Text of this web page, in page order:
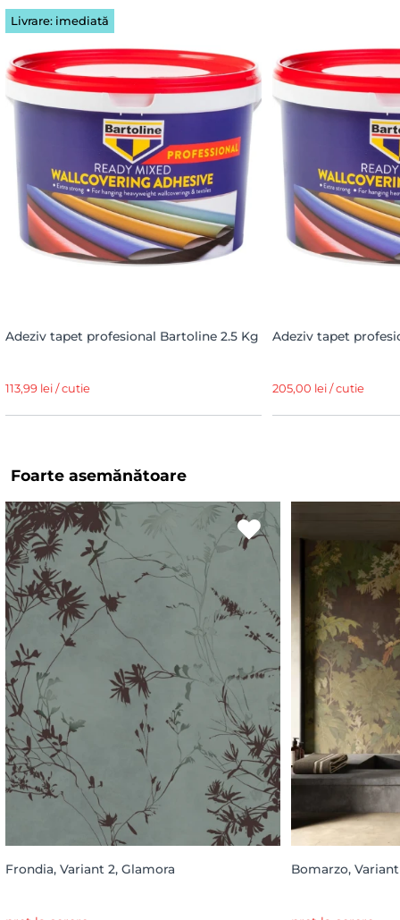
Livrare: imediată
Adeziv tapet profesional Bartoline 2.5 Kg
113,99 lei / cutie
Adeziv tapet
205,00 lei / cutie
Foarte asemănătoare
Frondia, Variant 2, Glamora Bomarzo,